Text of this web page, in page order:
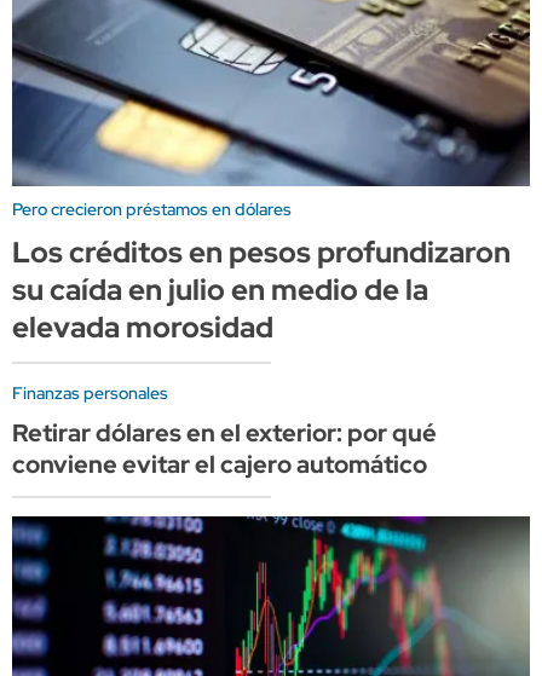
Pero crecieron préstamos en dólares
Los créditos en pesos profundizaron
su caída en julio en medio de la
elevada morosidad
Finanzas personales
Retirar dólares en el exterior: por qué
conviene evitar el cajero automático